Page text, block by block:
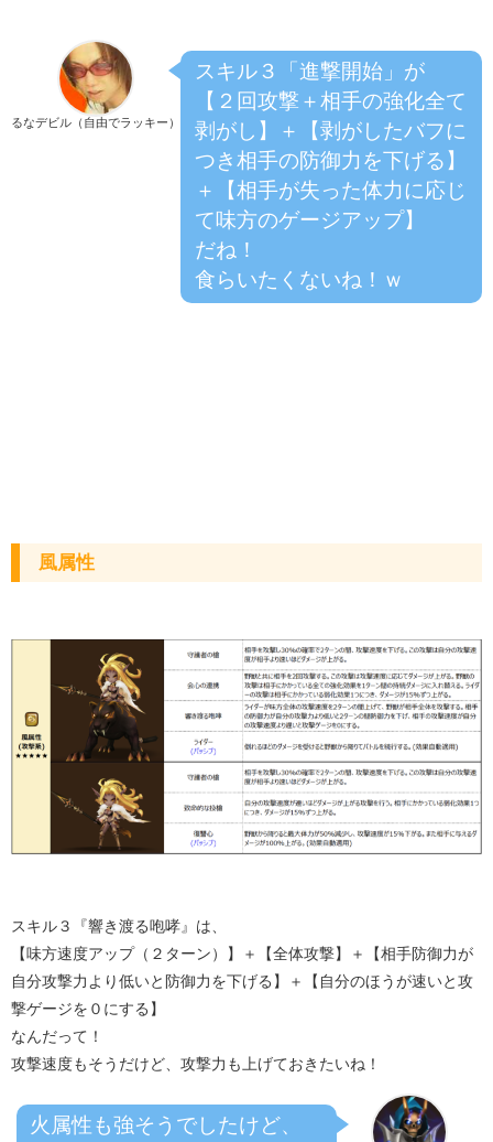
るなデビル（自由でラッキー）
スキル３「進撃開始」が
【２回攻撃＋相手の強化全て
剥がし】＋【剥がしたバフに
つき相手の防御力を下げる】
＋【相手が失った体力に応じ
て味方のゲージアップ】
だね！
食らいたくないね！ｗ
風属性
スキル３『響き渡る咆哮』は、
【味方速度アップ（２ターン）】＋【全体攻撃】＋【相手防御力が
自分攻撃力より低いと防御力を下げる】＋【自分のほうが速いと攻
撃ゲージを０にする】
なんだって！
攻撃速度もそうだけど、攻撃力も上げておきたいね！
火属性も強そうでしたけど、